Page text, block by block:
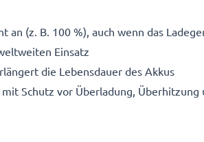
an (z. B. 100 %), auch wenn das
Einsatz
die Lebensdauer des Akkus
Schutz vor Überladung, Überhitzung